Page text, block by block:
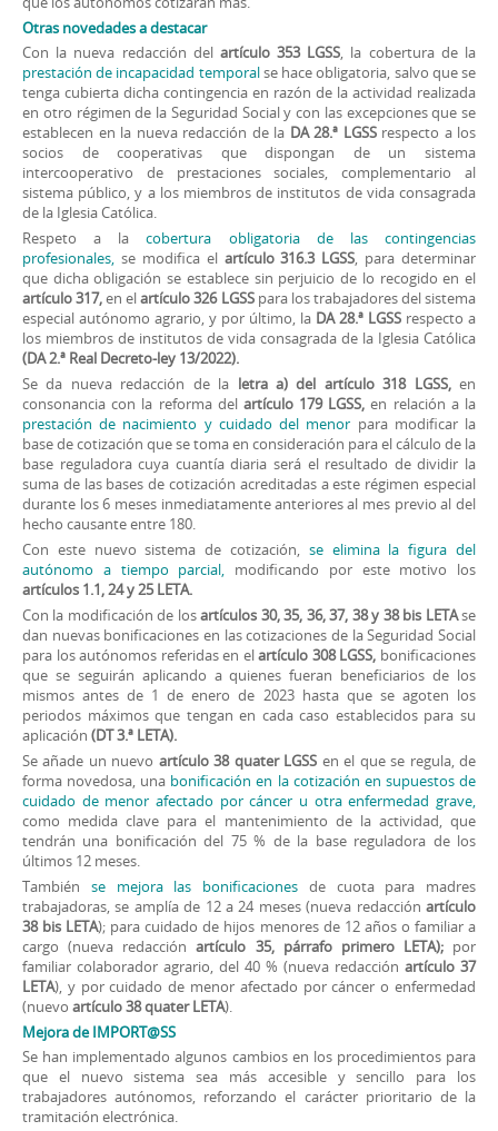
Otras novedades a destacar
Con la nueva redacción del artículo 353 LGSS, la cobertura de la
prestación de incapacidad temporalse hace obligatoria, salvo que se
tenga cubierta dicha contingencia en razón de la actividad realizada
en otro régimen de la Seguridad Social y con las excepciones que se
establecen en la nueva redacción de la DA 28.ª LGSSrespecto a los
socios de cooperativas que dispongan de un sistema
intercooperativo de prestaciones sociales, complementario al
sistema público, y a los miembros de institutos de vida consagrada
de la Iglesia Católica.
Respeto a lacobertura obligatoria de las contingencias
profesionales, se modifica el artículo 316.3 LGSS, para determinar
que dicha obligación se establece sin perjuicio de lo recogido en el
artículo 317,en elartículo 326 LGSSpara los trabajadores del sistema
especial autónomo agrario, y por último, la DA 28.ª LGSS respecto a
los miembros de institutos de vida consagrada de la Iglesia Católica
(DA 2.ª Real Decreto-ley 13/2022).
Se da nueva redacción de la letra a) del artículo 318 LGSS, en
consonancia con la reforma del artículo 179 LGSS, en relación a la
prestación de nacimiento y cuidado del menor para modificar la
base de cotización que se toma en consideración para el cálculo de la
base reguladora cuya cuantía diaria será el resultado de dividir la
suma de las bases de cotización acreditadas a este régimen especial
durante los 6 meses inmediatamente anteriores al mes previo al del
hecho causante entre 180.
Con este nuevo sistema de cotización, se elimina la figura del
autónomo a tiempo parcial, modificando por este motivo los
artículos 1.1, 24 y 25 LETA.
Con la modificación de losartículos 30, 35, 36, 37, 38 y 38 bis LETAse
dan nuevas bonificaciones en las cotizaciones de la Seguridad Social
para los autónomos referidas en elartículo 308 LGSS, bonificaciones
que se seguirán aplicando a quienes fueran beneficiarios de los
mismos antes de 1 de enero de 2023 hasta que se agoten los
periodos máximos que tengan en cada caso establecidos para su
aplicación (DT 3.ª LETA).
Se añade un nuevo artículo 38 quater LGSS en el que se regula, de
forma novedosa, una bonificación en la cotización en supuestos de
cuidado de menor afectado por cáncer u otra enfermedad grave,
como medida clave para el mantenimiento de la actividad, que
tendrán una bonificación del 75 % de la base reguladora de los
últimos 12 meses.
También se mejora las bonificaciones de cuota para madres
trabajadoras, se amplía de 12 a 24 meses (nueva redacción artículo
38 bis LETA); para cuidado de hijos menores de 12 años o familiar a
cargo (nueva redacciónartículo 35, párrafo primero LETA);por
familiar colaborador agrario, del 40 % (nueva redacción artículo 37
LETA), y por cuidado de menor afectado por cáncer o enfermedad
(nuevo artículo 38 quater LETA).
Mejora de IMPORT@SS
Se han implementado algunos cambios en los procedimientos para
que el nuevo sistema sea más accesible y sencillo para los
trabajadores autónomos, reforzando el carácter prioritario de la
tramitación electrónica.